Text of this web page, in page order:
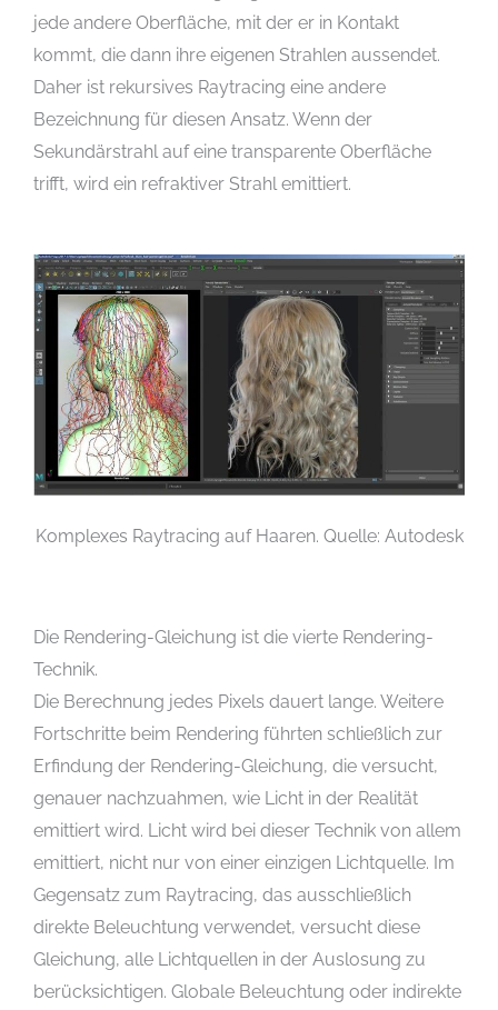
jede andere Oberfläche, mit der er in Kontakt
kommt, die dann ihre eigenen Strahlen aussendet.
Daher ist rekursives Raytracing eine andere
Bezeichnung für diesen Ansatz. Wenn der
Sekundärstrahl auf eine transparente Oberfläche
trifft, wird ein refraktiver Strahl emittiert.
Komplexes Raytracing auf Haaren. Quelle: Autodesk
Die Rendering-Gleichung ist die vierte Rendering-
Technik.
Die Berechnung jedes Pixels dauert lange. Weitere
Fortschritte beim Rendering führten schließlich zur
Erfindung der Rendering-Gleichung, die versucht,
genauer nachzuahmen, wie Licht in der Realität
emittiert wird. Licht wird bei dieser Technik von allem
emittiert, nicht nur von einer einzigen Lichtquelle. Im
Gegensatz zum Raytracing, das ausschließlich
direkte Beleuchtung verwendet, versucht diese
Gleichung, alle Lichtquellen in der Auslosung zu
berücksichtigen. Globale Beleuchtung oder indirekte